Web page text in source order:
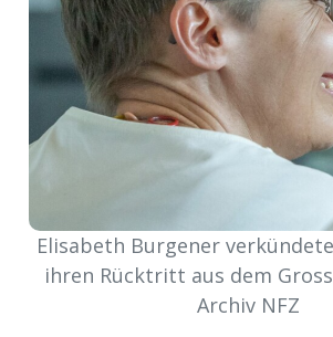
Elisabeth Burgener
ihren Rücktritt aus dem
Archiv NFZ